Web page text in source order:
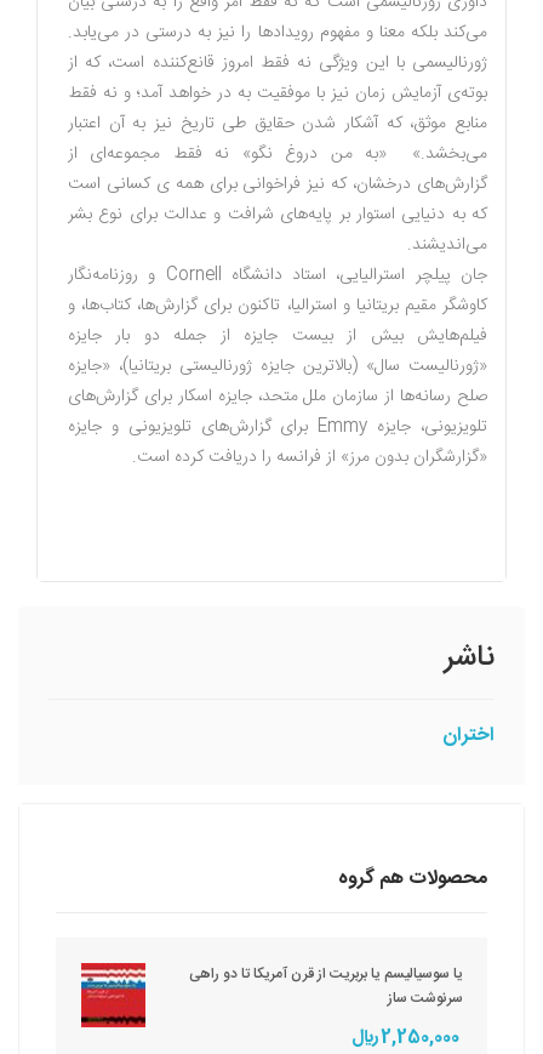
می‌کند بلکه معنا و مفهوم رویدادها را نیز به درستی در می‌یابد.
ژورنالیسمی با این ویژگی نه فقط امروز قانع‌کننده است، که از
بوته‌ی آزمایش زمان نیز با موفقیت به در خواهد آمد؛ و نه فقط
منابع موثق، که آشکار شدن حقایق طی تاریخ نیز به آن اعتبار
می‌بخشد.» «به من دروغ نگو» نه فقط مجموعه‌ای از
گزارش‌های درخشان، که نیز فراخوانی برای همه ی کسانی است
که به دنیایی استوار بر پایه‌های شرافت و عدالت برای نوع بشر
می‌اندیشند.
جان پیلچر استرالیایی، استاد دانشگاه Cornell
و روزنامه‌نگار
کاوشگر مقیم بریتانیا و استرالیا، تاکنون برای گزارش‌ها، کتاب‌ها، و
فیلم‌هایش بیش از بیست جایزه از جمله دو بار جایزه
«ژورنالیست سال» (بالاترین جایزه ژورنالیستی بریتانیا)، «جایزه
صلح رسانه‌ها از سازمان ملل متحد، جایزه اسکار برای گزارش‌های
تلویزیونی، جایزه Emmy برای گزارش‌های تلویزیونی و جایزه
«گزارشگران بدون مرز» از فرانسه را دریافت کرده است.
ناشر
اختران
محصولات هم گروه
یا سوسیالیسم یا بربریت از قرن آمریکا تا دو راهی
سرنوشت ساز
2,250,000 ريال